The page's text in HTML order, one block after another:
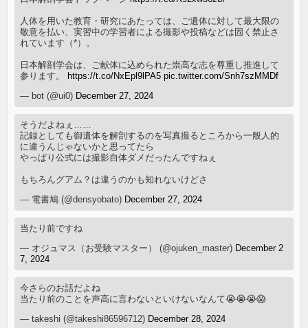
人体を用いた教育・研究にあたっては、ご遺体に対して最大限の
敬意を払い、実習中の学習者による撮影や投稿などは固く禁止さ
れています（*）。
日本解剖学会は、ご献体に込められた崇高な志を尊重し推進して
参ります。 https://t.co/NxEpl9lPA5 pic.twitter.com/Snh7szMMDf
— bot (@ui0) December 27, 2024
そうだよねぇ……
記録としても御遺体を解剖するのを写真撮るところから一般人的
に違うんじゃないかと思ってたら
やっぱり公式には撮影自体ダメだったんですねぇ
もちろんグアム？は違うのかも知れないけどさ
— 電書鳩 (@densyobato) December 27, 2024
当たり前ですね
— オジュマス（お受験マスター） (@ojuken_master) December 2
7, 2024
今さらのお話だよね
当たり前のことを声高に言わないといけないなんて😭😭😭😱
— takeshi (@takeshi86596712) December 28, 2024